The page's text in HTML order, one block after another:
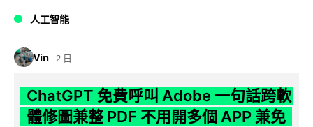
人工智能
Vin 2 日
ChatGPT 免費呼叫 Adobe 一句話跨軟
體修圖兼整 PDF 不用開多個 APP 兼免